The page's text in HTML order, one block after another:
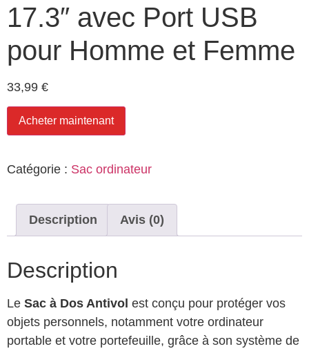
17.3″ avec Port USB
pour Homme et Femme
33,99 €
Acheter maintenant
Catégorie : Sac ordinateur
Description Avis (0)
Description
Le Sac à Dos Antivol est conçu pour protéger vos
objets personnels, notamment votre ordinateur
portable et votre portefeuille, grâce à son système de